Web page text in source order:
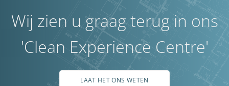
Wij zien u graag terug in ons
'Clean Experience Centre'
LAAT HET ONS WETEN